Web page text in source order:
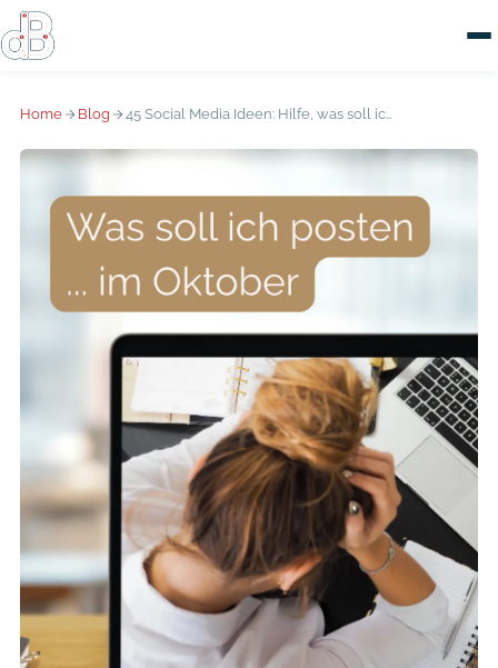
Home Blog 45 Social Media Ideen: Hilfe, was soll ich posten im Oktober?!